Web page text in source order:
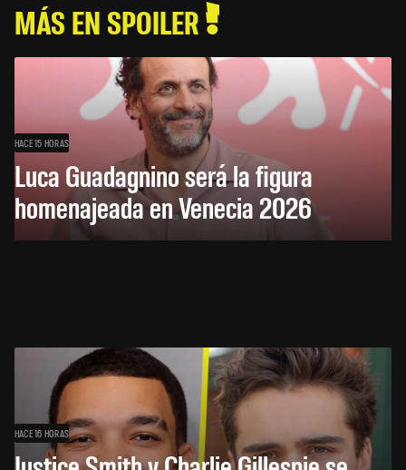
MÁS EN SPOILER
HACE 15 HORAS
Luca Guadagnino será la figura
homenajeada en Venecia 2026
HACE 16 HORAS